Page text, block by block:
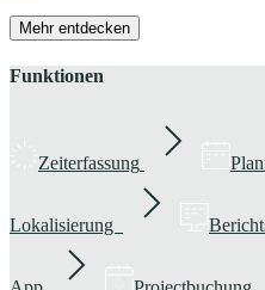
Mehr entdecken
Funktionen
Zeiterfassung
Lokalisierung